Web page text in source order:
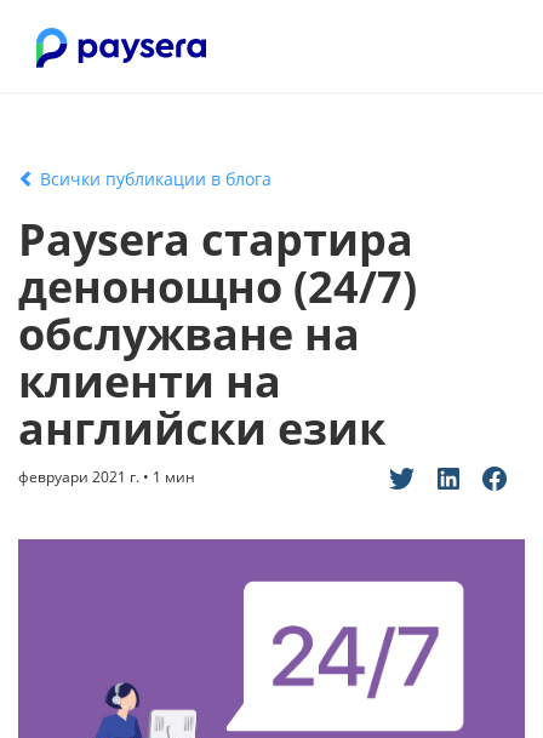
Всички публикации в блога
Paysera стартира
денонощно (24/7)
обслужване на
клиенти на
английски език
февруари 2021 г. • 1 мин